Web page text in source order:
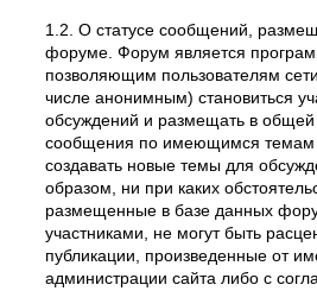
1.2. О статусе сообщений,
форуме. Форум является
позволяющим пользователям
числе анонимным) становиться
обсуждений и размещать в общей
сообщения по имеющимся темам
создавать новые темы для
образом, ни при каких
размещенные в базе данных
участниками, не могут быть
публикации, произведенные от
администрации сайта либо с